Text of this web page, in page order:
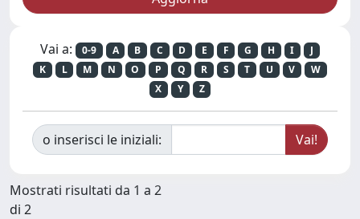
Vai a: 0-9 A B C D E F G H I
J
K
L M N O P Q R S T U V
W
X
Y Z
o inserisci le iniziali:
Mostrati risultati da 1 a 2
di 2